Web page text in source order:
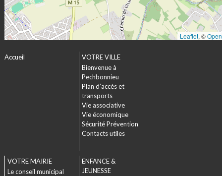
Leaflet, ©
Accueil
VOTRE VILLE
Bienvenue à
Pechbonnieu
Plan d’accès et
transports
Vie associative
Vie économique
Sécurité Prévention
Contacts utiles
VOTRE MAIRIE
Le conseil municipal
ENFANCE &
JEUNESSE